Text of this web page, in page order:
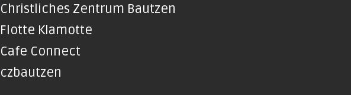
Christliches Zentrum Bautzen
Flotte Klamotte
Cafe Connect
czbautzen